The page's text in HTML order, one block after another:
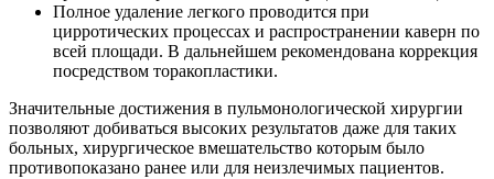
Полное удаление легкого проводится при
цирротических процессах и распространении каверн по
всей площади. В дальнейшем рекомендована коррекция
посредством торакопластики.
Значительные достижения в пульмонологической хирургии
позволяют добиваться высоких результатов даже для таких
больных, хирургическое вмешательство которым было
противопоказано ранее или для неизлечимых пациентов.